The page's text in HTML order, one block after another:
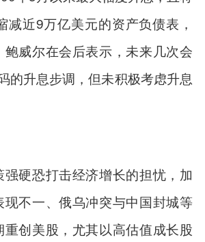
减近9万亿美元的资产负债表，
威尔在会后表示，未来几次会
的升息步调，但未积极考虑升息
硬恐打击经济增长的担忧，加
现不一、俄乌冲突与中国封城等
创美股，尤其以高估值成长股